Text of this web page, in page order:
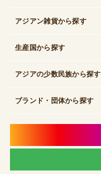
アジアン雑貨から探す
生産国から探す
アジアの少数民族から探す
ブランド・団体から探す